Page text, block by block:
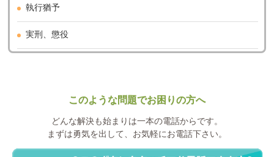
執行猶予
実刑、懲役
このような問題でお困りの方へ
どんな解決も始まりは一本の電話からです。
まずは勇気を出して、お気軽にお電話下さい。